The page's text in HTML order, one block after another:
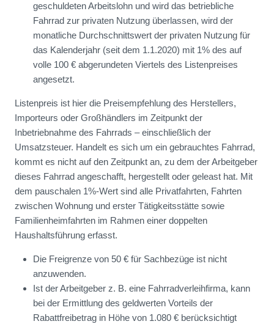
geschuldeten Arbeitslohn und wird das betriebliche
Fahrrad zur privaten Nutzung überlassen, wird der
monatliche Durchschnittswert der privaten Nutzung für
das Kalenderjahr (seit dem 1.1.2020) mit 1% des auf
volle 100 € abgerundeten Viertels des Listenpreises
angesetzt.
Listenpreis ist hier die Preisempfehlung des Herstellers,
Importeurs oder Großhändlers im Zeitpunkt der
Inbetriebnahme des Fahrrads – einschließlich der
Umsatzsteuer. Handelt es sich um ein gebrauchtes Fahrrad,
kommt es nicht auf den Zeitpunkt an, zu dem der Arbeitgeber
dieses Fahrrad angeschafft, hergestellt oder geleast hat. Mit
dem pauschalen 1%-Wert sind alle Privatfahrten, Fahrten
zwischen Wohnung und erster Tätigkeitsstätte sowie
Familienheimfahrten im Rahmen einer doppelten
Haushaltsführung erfasst.
Die Freigrenze von 50 € für Sachbezüge ist nicht
anzuwenden.
Ist der Arbeitgeber z. B. eine Fahrradverleihfirma, kann
bei der Ermittlung des geldwerten Vorteils der
Rabattfreibetrag in Höhe von 1.080 € berücksichtigt